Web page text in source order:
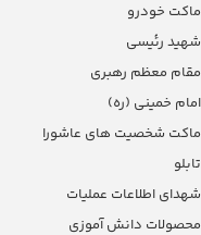
ماکت خودرو
شهید رئیسی
مقام معظم رهبری
امام خمینی (ره)
ماکت شخصیت های عاشورا
تابلو
شهدای اطلاعات عملیات
محصولات دانش آموزی